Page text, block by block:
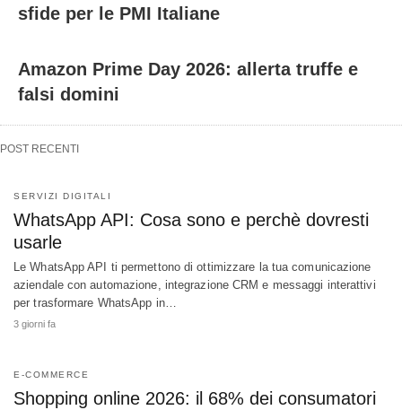
sfide per le PMI Italiane
Amazon Prime Day 2026: allerta truffe e
falsi domini
POST RECENTI
SERVIZI DIGITALI
WhatsApp API: Cosa sono e perchè dovresti
usarle
Le WhatsApp API ti permettono di ottimizzare la tua comunicazione
aziendale con automazione, integrazione CRM e messaggi interattivi
per trasformare WhatsApp in…
3 giorni fa
E-COMMERCE
Shopping online 2026: il 68% dei consumatori